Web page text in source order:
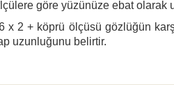
göre yüzünüze ebat olarak
2 + köprü ölçüsü gözlüğün
uzunluğunu belirtir.